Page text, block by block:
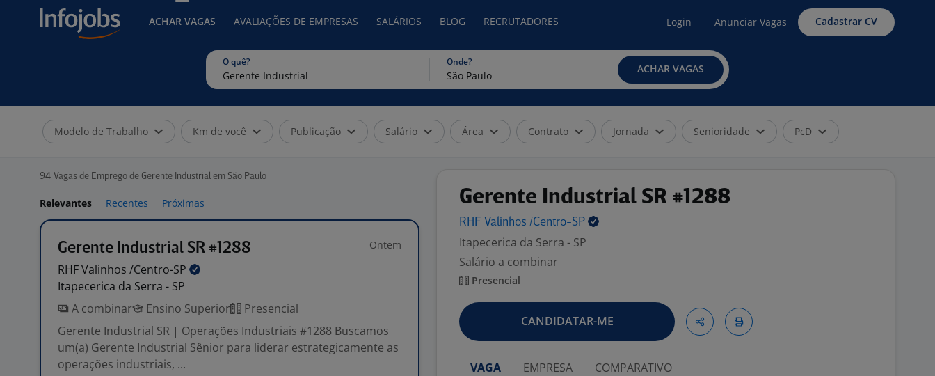
ACHAR VAGAS AVALIAÇÕES DE EMPRESAS SALÁRIOS BLOG RECRUTADORES Login Anunciar Vagas Cadastrar CV
O quê? Onde?
ACHAR VAGAS
Modelo de Trabalho Km de você Publicação Salário Área Contrato Jornada Senioridade PcD
94 Vagas de Emprego de Gerente Industrial em São Paulo
Relevantes Recentes Próximas
Gerente Industrial SR #1288 Ontem
RHF Valinhos /Centro-SP
Itapecerica da Serra - SP
A combinar
Ensino Superior
Presencial
Gerente Industrial SR | Operações Industriais #1288 Buscamos
um(a) Gerente Industrial Sênior para liderar estrategicamente as
operações industriais, ...
Gerente Industrial SR #1288
RHF Valinhos /Centro-SP
Itapecerica da Serra - SP
Salário a combinar
Presencial
CANDIDATAR-ME
VAGA EMPRESA COMPARATIVO